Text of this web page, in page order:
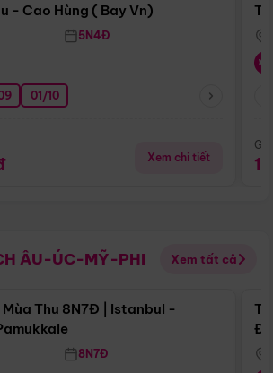
- Cao Hùng ( Bay Vn)
5N4Đ
01/10
Xem chi tiết
ÂU-ÚC-MỸ-PHI Xem tất cả
Điểm nổi bật
Mùa Thu 8N7Đ | Istanbul -
8N7Đ